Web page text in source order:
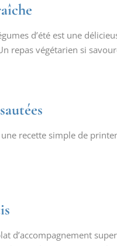
d’été est une
repas végétarien si
recette simple de
d’accompagnement